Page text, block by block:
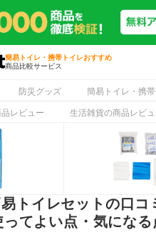
簡易トイレ・携帯トイレおすすめ
商品比較サービス
防災グッズ 簡易トイレ・携
レビュー 生活雑貨の商品レビ
トイレセットの口コ
てよい点・気にな